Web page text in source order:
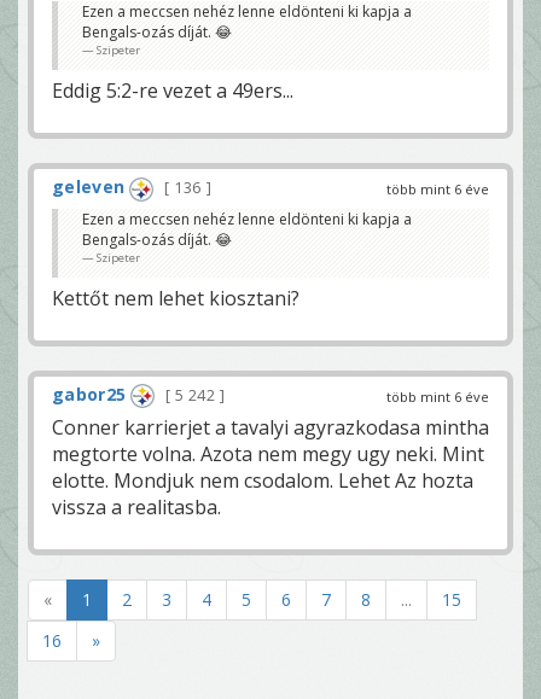
Ezen a meccsen nehéz lenne eldönteni ki kapja a
Bengals-ozás díját. 😂
Szipeter
Eddig 5:2-re vezet a 49ers...
több mint 6 éve
geleven
136
Ezen a meccsen nehéz lenne eldönteni ki kapja a
Bengals-ozás díját. 😂
Szipeter
Kettőt nem lehet kiosztani?
több mint 6 éve
gabor25 5 242
Conner karrierjet a tavalyi agyrazkodasa mintha
megtorte volna. Azota nem megy ugy neki. Mint
elotte. Mondjuk nem csodalom. Lehet Az hozta
vissza a realitasba.
« 1 2 3 4 5 6 7 8 ...
15
16
»